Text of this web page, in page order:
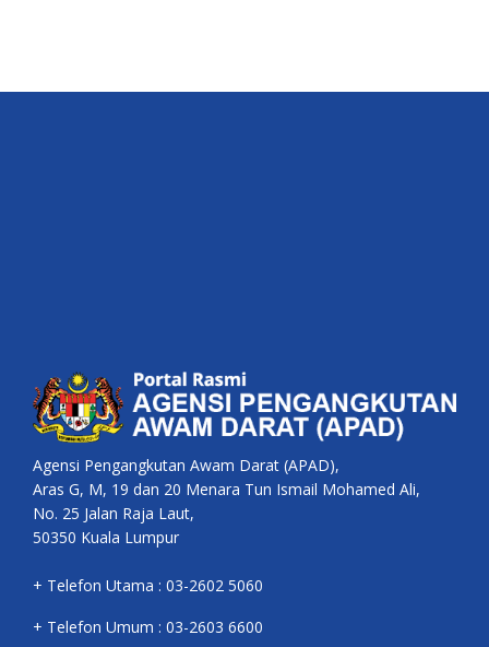
Agensi Pengangkutan Awam Darat (APAD),
Aras G, M, 19 dan 20 Menara Tun Ismail Mohamed Ali,
No. 25 Jalan Raja Laut,
50350 Kuala Lumpur
+ Telefon Utama : 03-2602 5060
+ Telefon Umum : 03-2603 6600